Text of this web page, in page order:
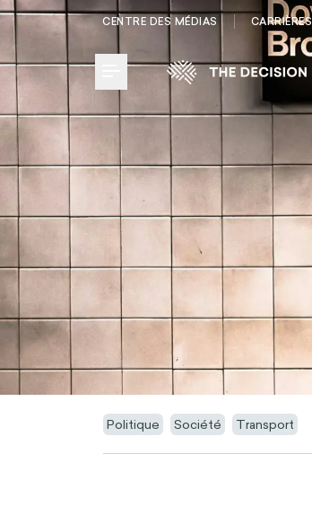
CENTRE DES MÉDIAS CARRIÈRES
Toggle Menu
Politique Société Transport